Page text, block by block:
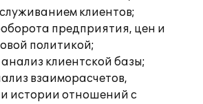
клиентов;
предприятия, цен и
политикой;
клиентской базы;
взаиморасчетов,
истории отношений с